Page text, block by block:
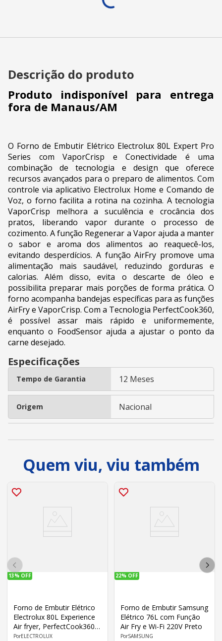
Descrição do produto
Produto indisponível para entrega
fora de Manaus/AM
O Forno de Embutir Elétrico Electrolux 80L Expert Pro
Series com VaporCrisp e Conectividade é uma
combinação de tecnologia e design que oferece
recursos avançados para o preparo de alimentos. Com
controle via aplicativo Electrolux Home e Comando de
Voz, o forno facilita a rotina na cozinha. A tecnologia
VaporCrisp melhora a suculência e crocância dos
pratos, liberando vapor durante o processo de
cozimento. A função Regenerar a Vapor ajuda a manter
o sabor e aroma dos alimentos ao reaquecê-los,
evitando desperdícios. A função AirFry promove uma
alimentação mais saudável, reduzindo gorduras e
calorias. Além disso, evita o descarte de óleo e
possibilita preparar mais porções de forma prática. O
forno acompanha bandejas específicas para as funções
AirFry e VaporCrisp. Com a Tecnologia PerfectCook360,
é possível assar mais rápido e uniformemente,
enquanto o FoodSensor ajuda a ajustar o ponto da
carne desejado.
Especificações
Tempo de Garantia 12 Meses
Origem Nacional
Quem viu, viu também
13% OFF
Forno de Embutir Elétrico
Electrolux 80L Experience
Air fryer, PerfectCook360 e
Painel Touch OE8EA 220V
ELECTROLUX
22% OFF
Forno de Embutir Samsung
Elétrico 76L com Função
Air Fry e Wi-Fi 220V Preto
SAMSUNG